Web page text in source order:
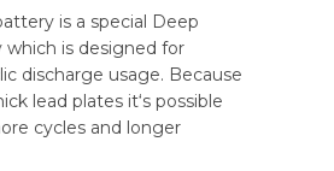
is a special Deep
which is designed for
discharge usage. Because
lead plates it‘s possible
cycles and longer